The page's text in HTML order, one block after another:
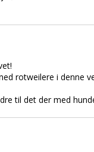
rotweilere i denne
til det der med